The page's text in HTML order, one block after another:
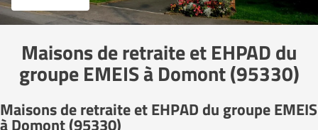
Maisons de retraite et EHPAD du
groupe EMEIS à Domont (95330)
Maisons de retraite et EHPAD du groupe EMEIS
à Domont (95330)